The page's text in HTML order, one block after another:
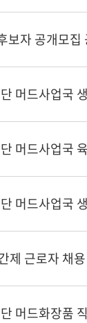
보자 공개모집
머드사업국
제 근로자 채
머드화장품